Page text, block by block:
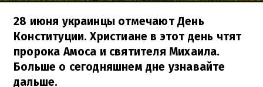
28 июня украинцы отмечают День
Конституции. Христиане в этот день чтят
пророка Амоса и святителя Михаила.
Больше о сегодняшнем дне узнавайте
дальше.